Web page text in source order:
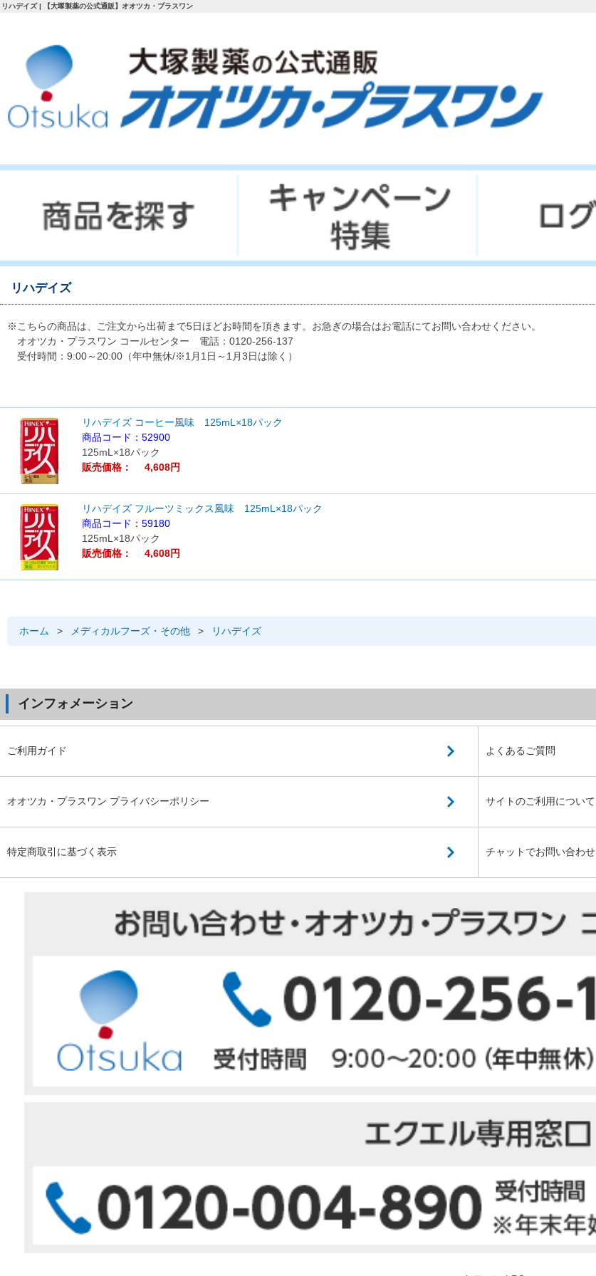
リハデイズ | 【大塚製薬の公式通販】オオツカ・プラスワン
リハデイズ
※こちらの商品は、ご注文から出荷まで5日ほどお時間を頂きます。お急ぎの場合はお電話にてお問い合わせください。
オオツカ・プラスワン コールセンター 電話：0120-256-137
受付時間：9:00～20:00（年中無休/※1月1日～1月3日は除く）
リハデイズ コーヒー風味 125mL×18パック
商品コード：52900
125mL×18パック
販売価格： 4,608円
リハデイズ フルーツミックス風味 125mL×18パック
商品コード：59180
125mL×18パック
販売価格： 4,608円
ホーム > メディカルフーズ・その他 > リハデイズ
インフォメーション
ご利用ガイド よくあるご質問
オオツカ・プラスワン プライバシーポリシー サイトのご利用について
特定商取引に基づく表示 チャットでお問い合わせ